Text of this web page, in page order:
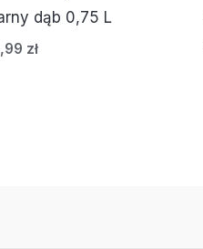
dąb 0,75 L
zł